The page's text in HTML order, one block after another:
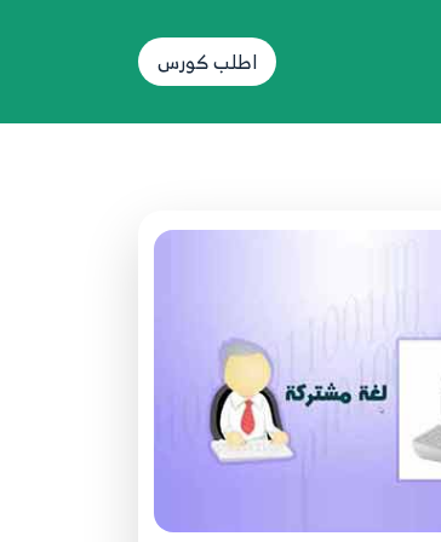
اطلب كورس
13.13. الدوال والإجراءات Functions and
15.15. معالجة الاستثناءات Exceptions
continue - رموز الاختصار Escape